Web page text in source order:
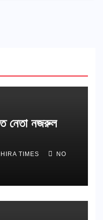
নেতা নজরুল
TIMES NO